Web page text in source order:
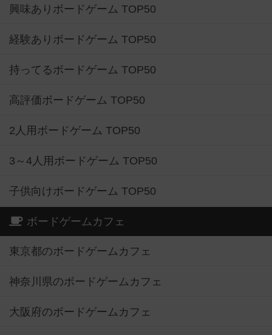
興味ありボードゲーム TOP50
経験ありボードゲーム TOP50
持ってるボードゲーム TOP50
高評価ボードゲーム TOP50
2人用ボードゲーム TOP50
3～4人用ボードゲーム TOP50
子供向けボードゲーム TOP50
ボードゲームカフェ
東京都のボードゲームカフェ
神奈川県のボードゲームカフェ
大阪府のボードゲームカフェ